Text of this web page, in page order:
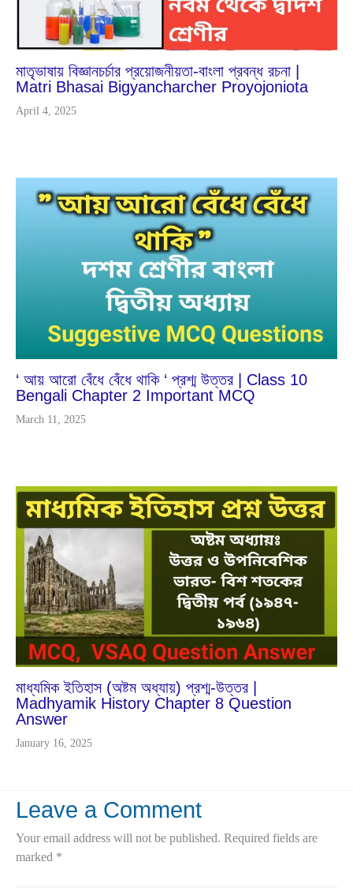
মাতৃভাষায় বিজ্ঞানচর্চার প্রয়োজনীয়তা-বাংলা প্রবন্ধ রচনা |
Matri Bhasai Bigyancharcher Proyojoniota
April 4, 2025
Mar
13
‘ আয় আরো বেঁধে বেঁধে থাকি ‘ প্রশ্ম উত্তর | Class 10
Bengali Chapter 2 Important MCQ
March 11, 2025
Jan
7
2025
মাধ্যমিক ইতিহাস (অষ্টম অধ্যায়) প্রশ্ম-উত্তর |
Madhyamik History Chapter 8 Question
Answer
January 16, 2025
Leave a Comment
Your email address will not be published. Required fields are
marked *